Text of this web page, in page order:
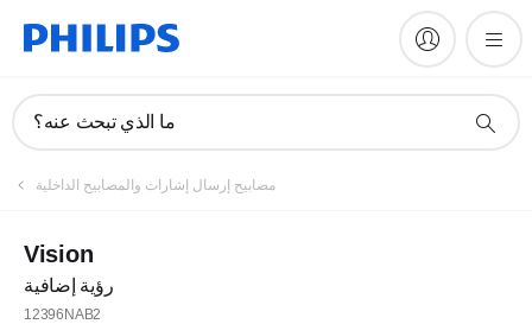
ما الذي تبحث عنه؟
مصابيح إرسال إشارات والمصابيح الداخلية
Vision
رؤية إضافية
12396NAB2